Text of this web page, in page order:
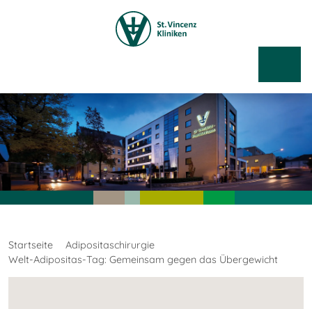
Startseite
Adipositaschirurgie
Welt-Adipositas-Tag: Gemeinsam gegen das Übergewicht